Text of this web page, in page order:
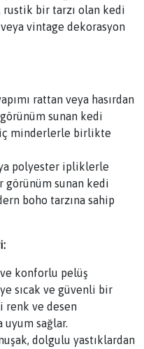
rustik bir tarzı olan kedi
vintage dekorasyon
rattan veya hasırdan
sunan kedi
minderlerle birlikte
polyester ipliklerle
görünüm sunan kedi
boho tarzına sahip
konforlu pelüş
sıcak ve güvenli bir
renk ve desen
sağlar.
dolgulu yastıklardan